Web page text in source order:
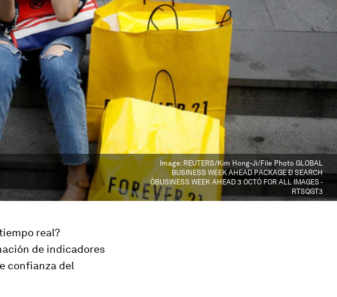
Image: REUTERS/Kim Hong-Ji/File Photo GLOBAL
BUSINESS WEEK AHEAD PACKAGE Ð SEARCH
ÒBUSINESS WEEK AHEAD 3 OCTÓ FOR ALL IMAGES -
RTSQGT3
real?
de indicadores
confianza del